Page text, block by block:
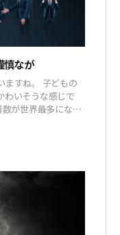
慎なが
子どもの
わいそうな感じで